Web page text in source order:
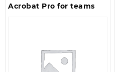
Acrobat Pro for teams